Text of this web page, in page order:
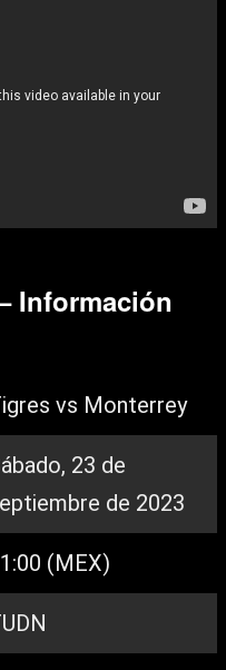
Información
vs Monterrey
23 de
de 2023
(MEX)